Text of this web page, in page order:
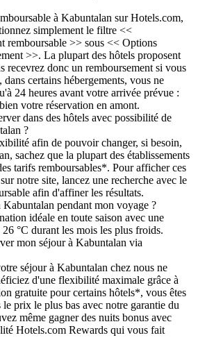
à Kabuntalan sur Hotels.com,
simplement le filtre <<
remboursable >> sous << Options
>>. La plupart des hôtels proposent
recevrez donc un remboursement si vous
certains hébergements, vous ne
24 heures avant votre arrivée prévue :
votre réservation en amont.
dans des hôtels avec possibilité de
?
afin de pouvoir changer, si besoin,
sachez que la plupart des établissements
tarifs remboursables*. Pour afficher ces
notre site, lancez une recherche avec le
afin d'affiner les résultats.
Kabuntalan pendant mon voyage ?
idéale en toute saison avec une
°C durant les mois les plus froids.
mon séjour à Kabuntalan via
séjour à Kabuntalan chez nous ne
d'une flexibilité maximale grâce à
gratuite pour certains hôtels*, vous êtes
prix le plus bas avec notre garantie du
même gagner des nuits bonus avec
Hotels.com Rewards qui vous fait